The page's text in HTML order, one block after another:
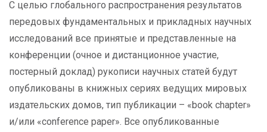
С целью глобального распространения результатов
передовых фундаментальных и прикладных научных
исследований все принятые и представленные на
конференции (очное и дистанционное участие,
постерный доклад) рукописи научных статей будут
опубликованы в книжных сериях ведущих мировых
издательских домов, тип публикации – «book chapter»
и/или «conference paper». Все опубликованные